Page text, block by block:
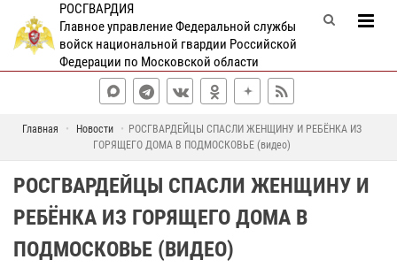
РОСГВАРДИЯ
Главное управление Федеральной службы
войск национальной гвардии Российской
Федерации по Московской области
Главная Новости
РОСГВАРДЕЙЦЫ СПАСЛИ ЖЕНЩИНУ И РЕБЁНКА ИЗ
ГОРЯЩЕГО ДОМА В ПОДМОСКОВЬЕ (видео)
РОСГВАРДЕЙЦЫ СПАСЛИ ЖЕНЩИНУ И
РЕБЁНКА ИЗ ГОРЯЩЕГО ДОМА В
ПОДМОСКОВЬЕ (ВИДЕО)